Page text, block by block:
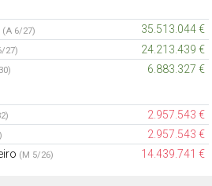
(A 6/27)
35.513.044 €
27)
24.213.439 €
6.883.327 €
2.957.543 €
2.957.543 €
(M 5/26) 14.439.741 €